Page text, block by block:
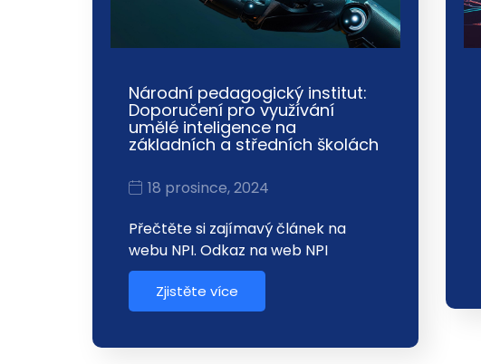
Národní pedagogický institut:
Doporučení pro využívání
umělé inteligence na
základních a středních školách
18 prosince, 2024
Přečtěte si zajímavý článek na
webu NPI. Odkaz na web NPI
Zjistěte více